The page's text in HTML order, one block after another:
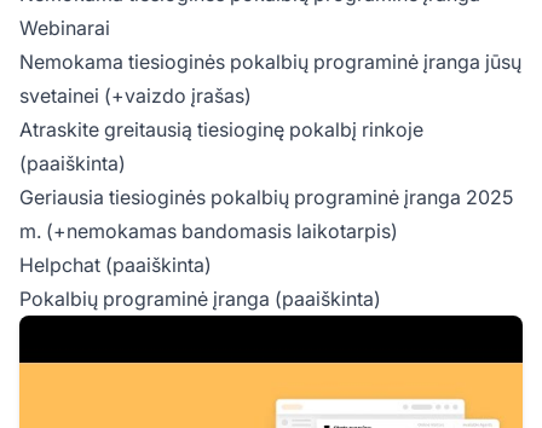
Webinarai
Nemokama tiesioginės pokalbių programinė įranga jūsų
svetainei (+vaizdo įrašas)
Atraskite greitausią tiesioginę pokalbį rinkoje
(paaiškinta)
Geriausia tiesioginės pokalbių programinė įranga 2025
m. (+nemokamas bandomasis laikotarpis)
Helpchat (paaiškinta)
Pokalbių programinė įranga (paaiškinta)